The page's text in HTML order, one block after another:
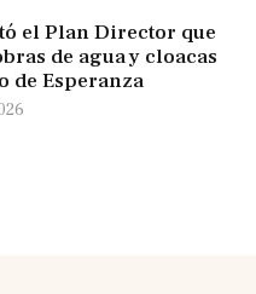
el Plan Director que
de agua y cloacas
de Esperanza